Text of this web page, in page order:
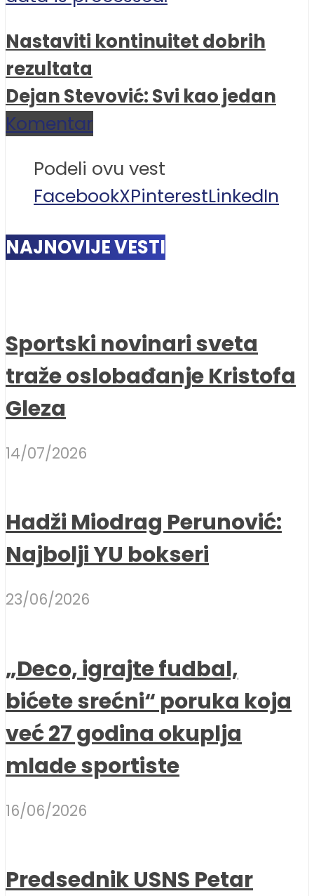
Nastaviti kontinuitet dobrih
rezultata
Dejan Stevović: Svi kao jedan
Komentar
Podeli ovu vest
FacebookXPinterestLinkedIn
NAJNOVIJE VESTI
Sportski novinari sveta
traže oslobađanje Kristofa
Gleza
14/07/2026
Hadži Miodrag Perunović:
Najbolji YU bokseri
23/06/2026
„Deco, igrajte fudbal,
bićete srećni“ poruka koja
već 27 godina okuplja
mlade sportiste
16/06/2026
Predsednik USNS Petar